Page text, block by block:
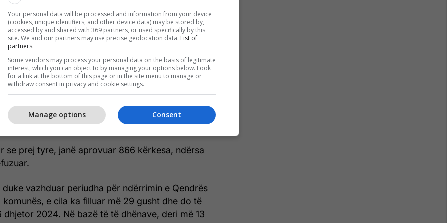
cila ka filluar më 29 gusht dhe do të përfundojë
Në bazë të të dhënave, deri më 13 tetor 2024,
platformës elektronike të KQZ-së janë
për regjistrim, prej të cilave janë aprovuar
të tjera janë refuzuar. Në shumicën e rasteve të
nuk janë fotografuar duke mbajtur njëkohësisht
e identifikimit”, ka thënë Buzhala.
e Qendrës së Votimit brenda komunës, deri
892 kërkesa për ndërrim të qendrës.
se prej tyre, janë aprovuar 866 kërkesa, ndërsa
duke vazhduar periudha për ndërrimin e Qendrës
komunës, e cila ka filluar më 29 gusht dhe do të
dhjetor 2024. Në bazë të të dhënave, deri më 13
Your personal data will be processed and information from your device
(cookies, unique identifiers, and other device data) may be stored by,
accessed by and shared with 369 partners, or used specifically by this
site. We and our partners may use precise geolocation data. List of
partners.
Some vendors may process your personal data on the basis of legitimate
interest, which you can object to by managing your options below. Look
for a link at the bottom of this page or in the site menu to manage or
withdraw consent in privacy and cookie settings.
Consent
Manage options